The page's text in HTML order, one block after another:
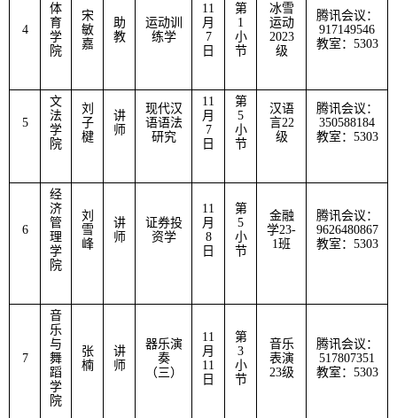
4
体
育
学
院
宋
敏
嘉
助
教
运动训
练学
11
月
7
日
第
1
小
节
冰雪
运动
2023
级
腾讯会议：
917149546
教室： 5303
5
文
法
学
院
刘
子
楗
讲
师
现代汉
语语法
研究
11
月
7
日
第
5
小
节
汉语
言22
级
腾讯会议：
350588184
教室： 5303
6
经
济
管
理
学
院
刘
雪
峰
讲
师
证券投
资学
11
月
8
日
第
5
小
节
金融
学23-
1班
腾讯会议：
9626480867
教室： 5303
7
音
乐
与
舞
蹈
学
院
张
楠
讲
师
器乐演
奏
（三）
11
月
11
日
第
3
小
节
音乐
表演
23级
腾讯会议：
517807351
教室： 5303